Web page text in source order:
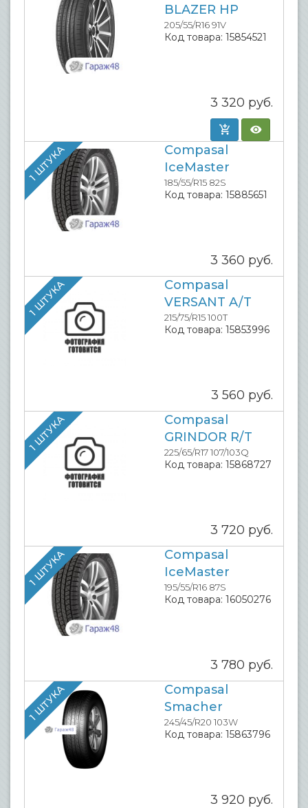
BLAZER HP
205/55/R16 91V
Код товара: 15854521
3 320 руб.
1 ШТУКА
Compasal
IceMaster
185/55/R15 82S
Код товара: 15885651
3 360 руб.
1 ШТУКА
Compasal
VERSANT A/T
215/75/R15 100T
Код товара: 15853996
3 560 руб.
1 ШТУКА
Compasal
GRINDOR R/T
225/65/R17 107/103Q
Код товара: 15868727
3 720 руб.
1 ШТУКА
Compasal
IceMaster
195/55/R16 87S
Код товара: 16050276
3 780 руб.
1 ШТУКА
Compasal
Smacher
245/45/R20 103W
Код товара: 15863796
3 920 руб.